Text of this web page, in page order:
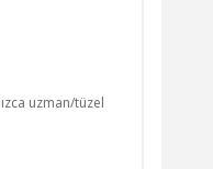
uzman/tüzel